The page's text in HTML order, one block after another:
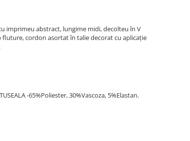
imprimeu abstract, lungime midi, decolteu în V
cordon asortat în talie decorat cu aplicație
-65%Poliester, 30%Vascoza, 5%Elastan.